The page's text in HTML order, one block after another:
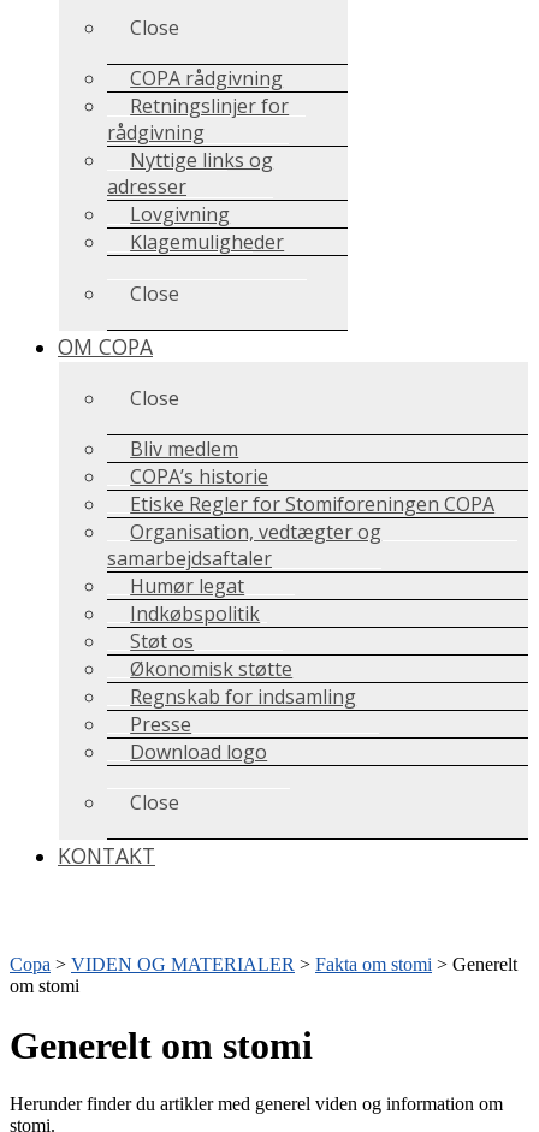
Close
COPA rådgivning
Retningslinjer for
rådgivning
Nyttige links og
adresser
Lovgivning
Klagemuligheder
Close
OM COPA
Close
Bliv medlem
COPA’s historie
Etiske Regler for Stomiforeningen COPA
Organisation, vedtægter og
samarbejdsaftaler
Humør legat
Indkøbspolitik
Støt os
Økonomisk støtte
Regnskab for indsamling
Presse
Download logo
Close
KONTAKT
Copa > VIDEN OG MATERIALER > Fakta om stomi > Generelt
om stomi
Generelt om stomi
Herunder finder du artikler med generel viden og information om
stomi.